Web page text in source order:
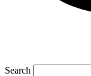
Search